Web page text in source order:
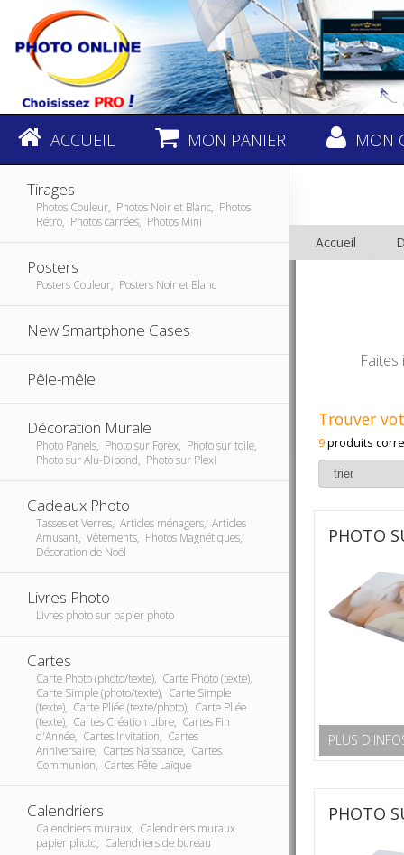
ACCUEIL MON PANIER MON
Tirages
Photos Couleur, Photos Noir et Blanc, Photos
Rétro, Photos carrées, Photos Mini
Posters
Posters Couleur, Posters Noir et Blanc
New Smartphone Cases
Pêle-mêle
Décoration Murale
Photo Panels, Photo sur Forex, Photo sur toile,
Photo sur Alu-Dibond, Photo sur Plexi
Cadeaux Photo
Tasses et Verres, Articles ménagers, Articles
Amusant, Vêtements, Photos Magnétiques,
Décoration de Noël
Livres Photo
Livres photo sur papier photo
Cartes
Carte Photo (photo/texte), Carte Photo (texte),
Carte Simple (photo/texte), Carte Simple
(texte), Carte Pliée (texte/photo), Carte Pliée
(texte), Cartes Création Libre, Cartes Fin
d'Année, Cartes Invitation, Cartes
Anniversaire, Cartes Naissance, Cartes
Communion, Cartes Fête Laïque
Calendriers
Calendriers muraux, Calendriers muraux
papier photo, Calendriers de bureau
Accueil
Trouver
9produits
PHOTO
PLUS
PHOTO